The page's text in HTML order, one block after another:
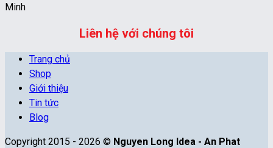
Minh
Liên hệ với chúng tôi
Trang chủ
Shop
Giới thiệu
Tin tức
Blog
Copyright 2015 - 2026 © Nguyen Long Idea - An Phat